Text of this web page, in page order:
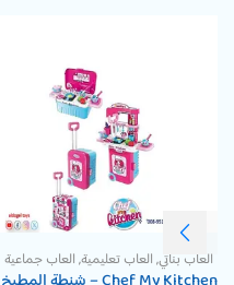
العاب بناتي,العاب تعليمية,العاب جماعية